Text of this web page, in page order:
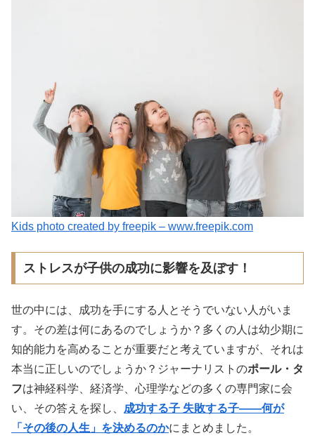
Kids photo created by freepik – www.freepik.com
ストレスが子供の成功に影響を及ぼす！
世の中には、成功を手にする人とそうでいない人がいま
す。その差は何にあるのでしょうか？多くの人は幼少期に
知的能力を高めることが重要だと考えていますが、それは
本当に正しいのでしょうか？ジャーナリストのポール・タ
フは神経科学、経済学、心理学などの多くの専門家に会
い、その答えを探し、 成功する子 失敗する子――何が
「その後の人生」を決めるのかにまとめました。